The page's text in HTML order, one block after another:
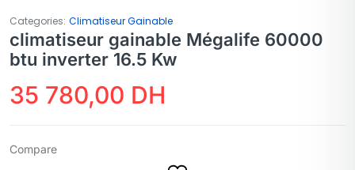
Categories: Climatiseur Gainable
climatiseur gainable Mégalife 60000
btu inverter 16.5 Kw
35 780,00 DH
Compare